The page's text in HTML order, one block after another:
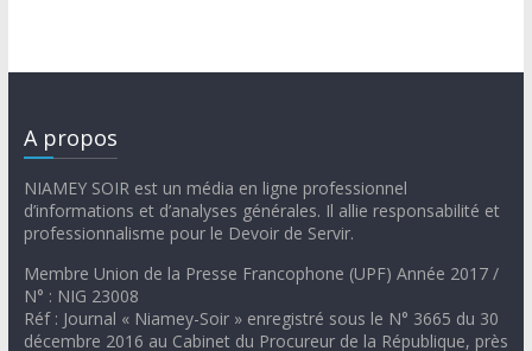
A propos
NIAMEY SOIR est un média en ligne professionnel
d’informations et d’analyses générales. Il allie responsabilité et
professionnalisme pour le Devoir de Servir.
Membre Union de la Presse Francophone (UPF) Année 2017 /
N° : NIG 23008
Réf : Journal « Niamey-Soir » enregistré sous le N° 3665 du 30
décembre 2016 au Cabinet du Procureur de la République, près